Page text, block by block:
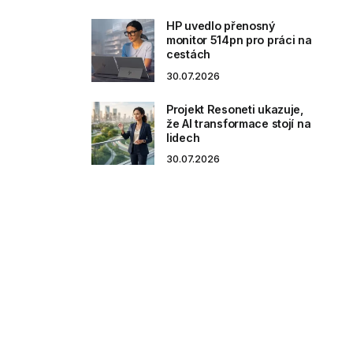
HP uvedlo přenosný
monitor 514pn pro práci na
cestách
30.07.2026
Projekt Resoneti ukazuje,
že AI transformace stojí na
lidech
30.07.2026